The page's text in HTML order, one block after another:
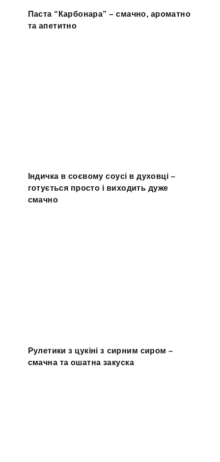
Паста “Карбонара” – смачно, ароматно
та апетитно
Індичка в соєвому соусі в духовці –
готується просто і виходить дуже
смачно
Рулетики з цукіні з сирним сиром –
смачна та ошатна закуска